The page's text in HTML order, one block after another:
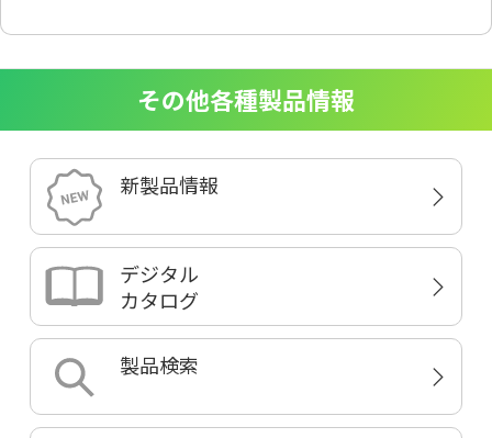
その他各種製品情報
新製品情報
デジタル
カタログ
製品検索